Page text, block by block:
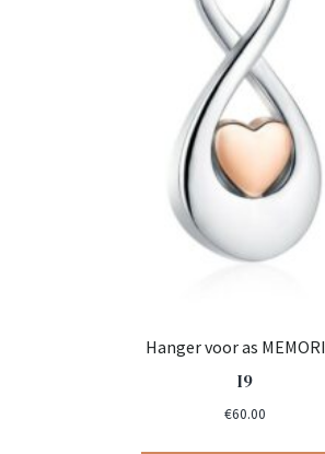
Hanger voor as
I9
€60.00